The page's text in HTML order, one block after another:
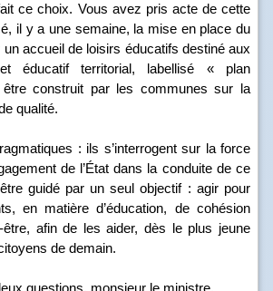
ce choix. Vous avez pris acte de cette
il y a une semaine, la mise en place du
accueil de loisirs éducatifs destiné aux
éducatif territorial, labellisé « plan
construit par les communes sur la
qualité.
: ils s’interrogent sur la force
de l’État dans la conduite de ce
guidé par un seul objectif : agir pour
en matière d’éducation, de cohésion
afin de les aider, dès le plus jeune
de demain.
questions, monsieur le ministre.